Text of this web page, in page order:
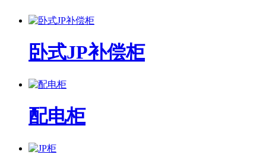
卧式JP补偿柜
配电柜